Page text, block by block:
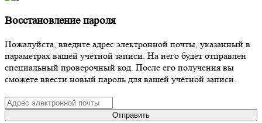
Восстановление пароля
Пожалуйста, введите адрес электронной почты, указанный в
параметрах вашей учётной записи. На него будет отправлен
специальный проверочный код. После его получения вы
сможете ввести новый пароль для вашей учётной записи.
Отправить